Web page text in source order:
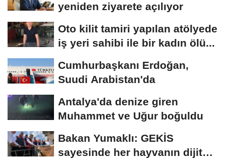
yeniden ziyarete açılıyor
Oto kilit tamiri yapılan atölyede
iş yeri sahibi ile bir kadın ölü...
Cumhurbaşkanı Erdoğan,
Suudi Arabistan'da
Antalya'da denize giren
Muhammet ve Uğur boğuldu
Bakan Yumaklı: GEKİS
sayesinde her hayvanın dijital